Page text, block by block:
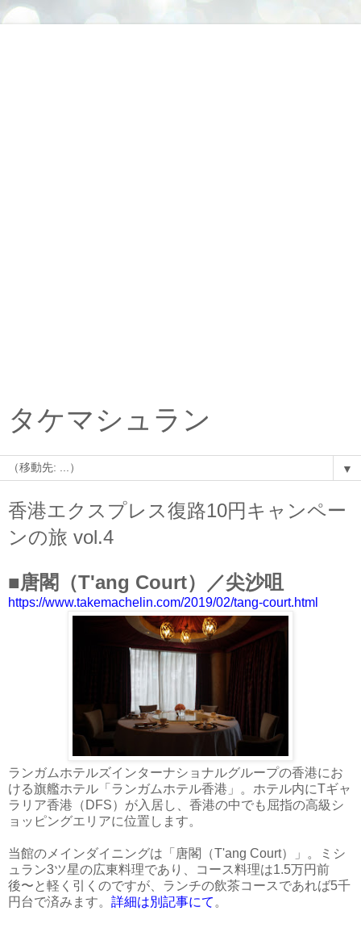
タケマシュラン
▼
香港エクスプレス復路10円キャンペー
ンの旅 vol.4
■唐閣（T'ang Court）／尖沙咀
https://www.takemachelin.com/2019/02/tang-court.html
ランガムホテルズインターナショナルグループの香港にお
ける旗艦ホテル「ランガムホテル香港」。ホテル内にTギャ
ラリア香港（DFS）が入居し、香港の中でも屈指の高級シ
ョッピングエリアに位置します。
当館のメインダイニングは「唐閣（T'ang Court）」。ミシ
ュラン3ツ星の広東料理であり、コース料理は1.5万円前
後〜と軽く引くのですが、ランチの飲茶コースであれば5千
円台で済みます。 詳細は別記事にて 。